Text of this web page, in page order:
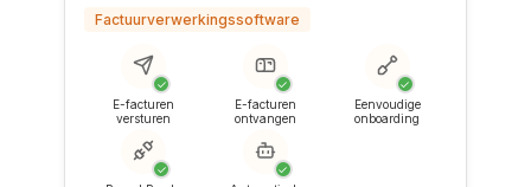
Factuurverwerkingssoftware
✓
E-facturen
versturen
✓
E-facturen
ontvangen
✓
Eenvoudige
onboarding
✓
✓